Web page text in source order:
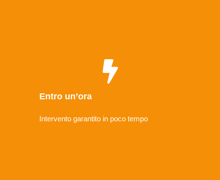
Entro un’ora
Intervento garantito in poco tempo